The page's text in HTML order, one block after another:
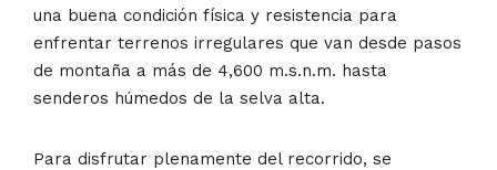
una buena condición física y resistencia para
enfrentar terrenos irregulares que van desde pasos
de montaña a más de 4,600 m.s.n.m. hasta
senderos húmedos de la selva alta.
Para disfrutar plenamente del recorrido, se